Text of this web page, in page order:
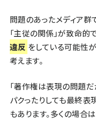
問題のあったメディア群
「主従の関係」が致命的
違反 をしている可能性
考えます。
「著作権は表現の問題だ
パクったりしても最終
もあります。多くの場合